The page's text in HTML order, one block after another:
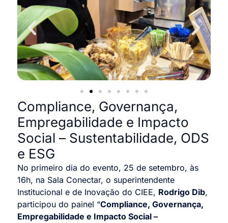
Compliance, Governança,
Empregabilidade e Impacto
Social – Sustentabilidade, ODS
e ESG
No primeiro dia do evento, 25 de setembro, às
16h, na Sala Conectar, o superintendente
Institucional e de Inovação do CIEE, Rodrigo Dib,
participou do painel “Compliance, Governança,
Empregabilidade e Impacto Social –